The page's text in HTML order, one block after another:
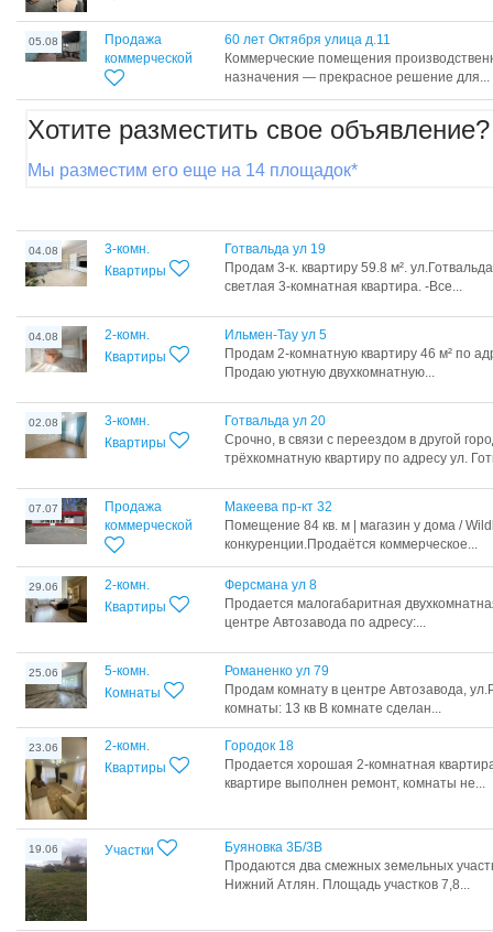
05.08
Продажа
коммерческой
60 лет Октября улица д.11
Коммерческие помещения
назначения — прекрасное решение для...
Хотите разместить свое объявление?
Мы разместим его еще на 14 площадок*
04.08
3-комн.
Квартиры
Готвальда ул 19
Продам 3-к. квартиру 59.8 м².
светлая 3-комнатная квартира. -Все...
04.08
2-комн.
Квартиры
Ильмен-Тау ул 5
Продам 2-комнатную квартиру 46 м² по
Продаю уютную двухкомнатную...
02.08
3-комн.
Квартиры
Готвальда ул 20
Срочно, в связи с переездом в другой
трёхкомнатную квартиру по адресу ул.
07.07
Продажа
коммерческой
Макеева пр-кт 32
Помещение 84 кв. м | магазин у дома /
конкуренции.Продаётся коммерческое...
29.06
2-комн.
Квартиры
Ферсмана ул 8
Продается малогабаритная
центре Автозавода по адресу:...
25.06
5-комн.
Комнаты
Романенко ул 79
Продам комнaту в цeнтpe Автозаводa,
комнaты: 13 кв В комнате сделан...
23.06
2-комн.
Квартиры
Городок 18
Продается хорошая 2-комнатная
квартире выполнен ремонт, комнаты не...
19.06 Участки
Буяновка 3Б/3В
Продаются два смежных земельных
Нижний Атлян. Площадь участков 7,8...